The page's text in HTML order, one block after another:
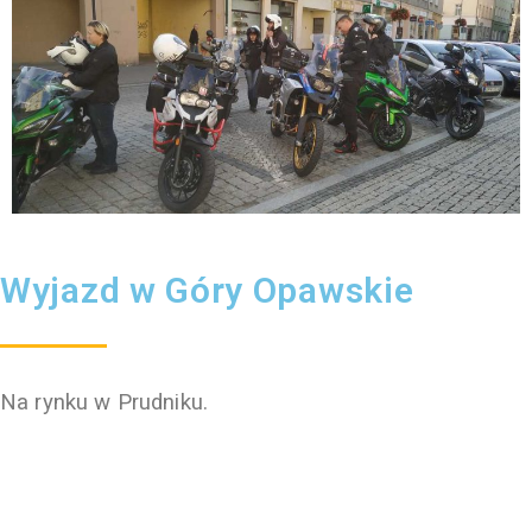
Wyjazd w Góry Opawskie
Na rynku w Prudniku.